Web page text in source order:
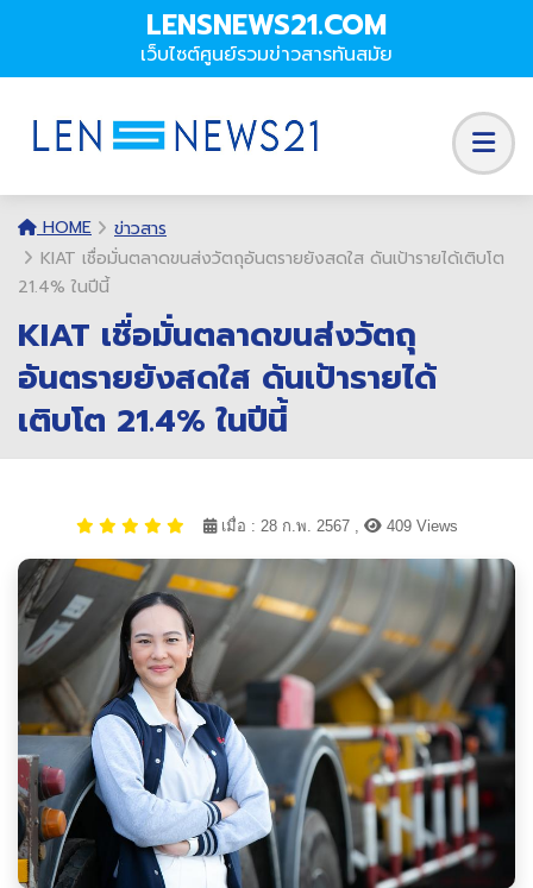
LENSNEWS21.COM
เว็บไซต์ศูนย์รวมข่าวสารทันสมัย
HOME
ข่าวสาร
KIAT เชื่อมั่นตลาดขนส่งวัตถุอันตรายยังสดใส ดันเป้ารายได้เติบโต
21.4% ในปีนี้
KIAT เชื่อมั่นตลาดขนส่งวัตถุ
อันตรายยังสดใส ดันเป้ารายได้
เติบโต 21.4% ในปีนี้
เมื่อ : 28 ก.พ. 2567 , 409 Views